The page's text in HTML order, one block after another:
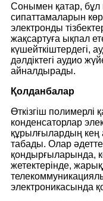
Сонымен қатар, бұл
сипаттамаларын
электронды
жақсартуға ықпал
күшейткіштердегі,
дәлдіктегі аудио
айналдырады.
Қолданбалар
Өткізгіш полимерлі
конденсаторлар
құрылғылардың
табады. Олар
қондырғыларында,
жетектерінде,
электроникасында